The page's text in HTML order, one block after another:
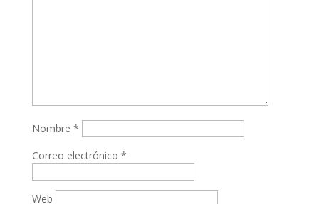
Nombre *
Correo electrónico *
Web